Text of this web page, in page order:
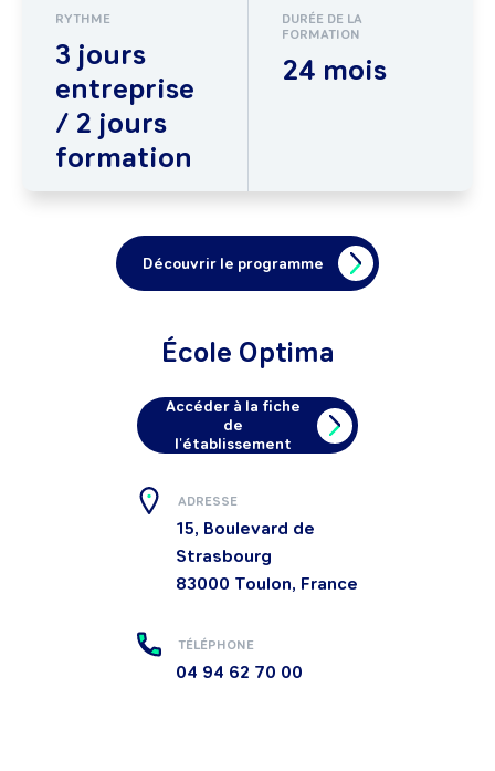
RYTHME
3 jours
entreprise
/ 2 jours
formation
DURÉE DE LA
FORMATION
24 mois
Découvrir le programme
École Optima
Accéder à la fiche
de
l'établissement
ADRESSE
15, Boulevard de
Strasbourg
83000 Toulon, France
TÉLÉPHONE
04 94 62 70 00